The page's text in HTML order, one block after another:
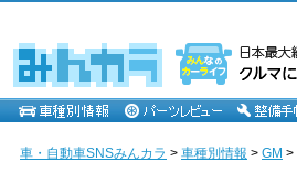
車・自動車SNSみんカラ > 車種別情報 > GM >